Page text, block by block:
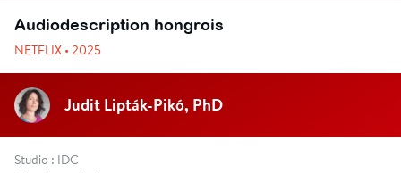
Audiodescription hongrois
NETFLIX • 2025
Judit Lipták-Pikó, PhD
Studio : IDC